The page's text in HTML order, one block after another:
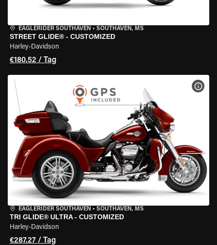
EAGLERIDER SOUTHAVEN • SOUTHAVEN, MS
STREET GLIDE® - CUSTOMIZED
Harley-Davidson
€180.52 / Tag
EAGLERIDER SOUTHAVEN • SOUTHAVEN, MS
TRI GLIDE® ULTRA - CUSTOMIZED
Harley-Davidson
€287.27 / Tag